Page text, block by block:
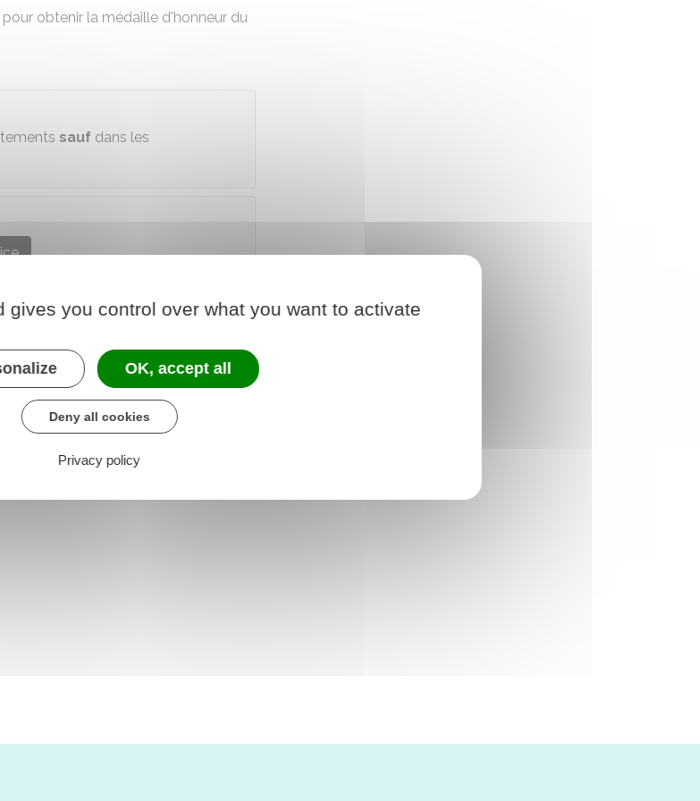
obtenir la médaille d'honneur du
sauf dans les
gives you control over what you want to activate
OK, accept all
Deny all cookies
Privacy policy